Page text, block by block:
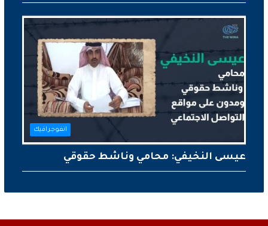
انفوجرافيك
عيسى النخيفي: محامي وناشط حقوقي